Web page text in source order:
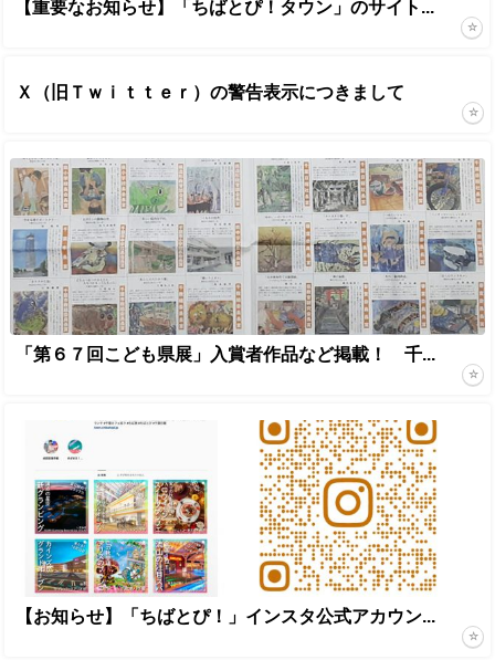
【重要なお知らせ】「ちばとぴ！タウン」のサイト...
Ｘ（旧Ｔｗｉｔｔｅｒ）の警告表示につきまして
「第６７回こども県展」入賞者作品など掲載！ 千...
【お知らせ】「ちばとぴ！」インスタ公式アカウン...